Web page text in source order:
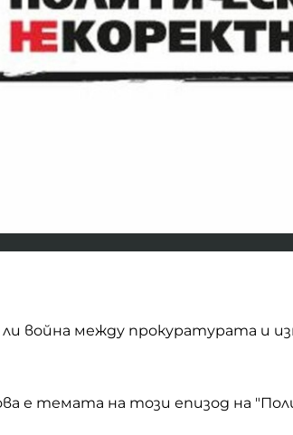
война между прокуратурата и
е темата на този епизод на